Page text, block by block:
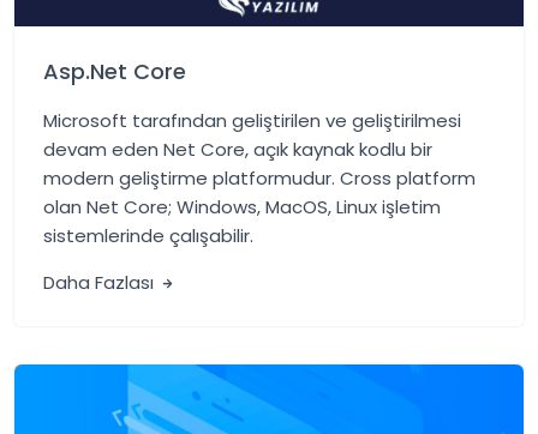
Asp.Net Core
Microsoft tarafından geliştirilen ve geliştirilmesi
devam eden Net Core, açık kaynak kodlu bir
modern geliştirme platformudur. Cross platform
olan Net Core; Windows, MacOS, Linux işletim
sistemlerinde çalışabilir.
Daha Fazlası